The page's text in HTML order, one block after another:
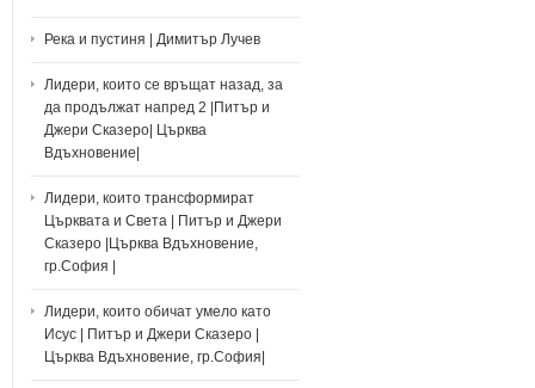
Река и пустиня | Димитър Лучев
Лидери, които се връщат назад, за
да продължат напред 2 |Питър и
Джери Сказеро| Църква
Вдъхновение|
Лидери, които трансформират
Църквата и Света | Питър и Джери
Сказеро |Църква Вдъхновение,
гр.София |
Лидери, които обичат умело като
Исус | Питър и Джери Сказеро |
Църква Вдъхновение, гр.София|